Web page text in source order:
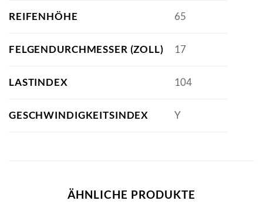
REIFENHÖHE 65
FELGENDURCHMESSER (ZOLL) 17
LASTINDEX 104
GESCHWINDIGKEITSINDEX Y
ÄHNLICHE PRODUKTE